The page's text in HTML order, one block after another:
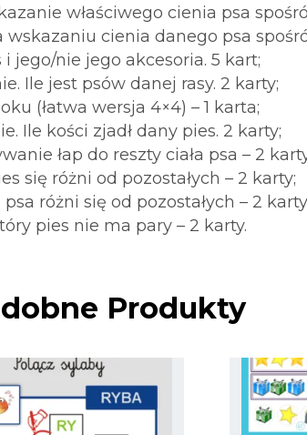
właściwego cienia psa
wskazaniu cienia danego psa
i jego/nie jego akcesoria. 5 kart;
Ile jest psów danej rasy. 2 karty;
(łatwa wersja 4×4) – 1 karta;
Ile kości zjadł dany pies. 2 karty;
łap do reszty ciała psa – 2
się różni od pozostałych – 2 karty;
psa różni się od pozostałych – 2
pies nie ma pary – 2 karty.
Produkty